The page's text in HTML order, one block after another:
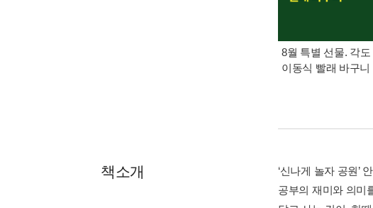
8월 특별 선물. 각도
이동식 빨래 바구니
책소개
‘신나게 놀자 공원’
공부의 재미와 의미